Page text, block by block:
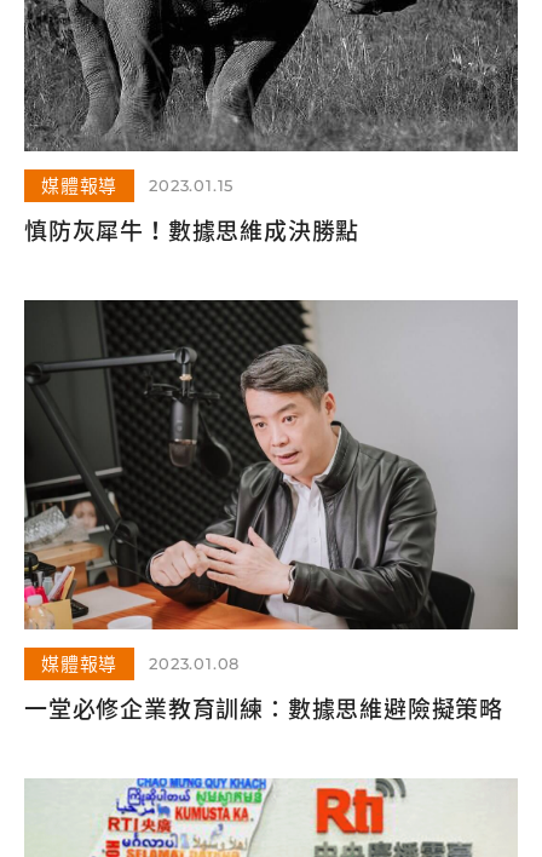
媒體報導 2023.01.15
慎防灰犀牛！數據思維成決勝點
媒體報導 2023.01.08
一堂必修企業教育訓練：數據思維避險擬策略